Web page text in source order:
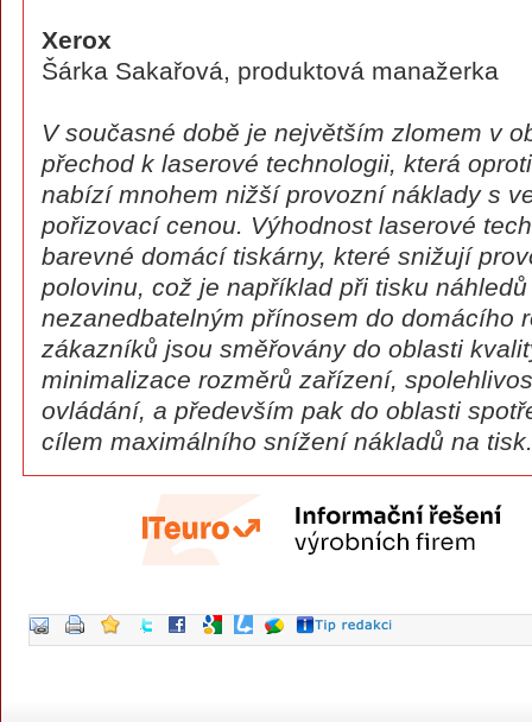
Xerox
Šárka Sakařová, produktová manažerka
V současné době je největším zlomem v
přechod k laserové technologii, která
nabízí mnohem nižší provozní náklady s
pořizovací cenou. Výhodnost laserové
barevné domácí tiskárny, které snižují
polovinu, což je například při tisku
nezanedbatelným přínosem do domácího
zákazníků jsou směřovány do oblasti
minimalizace rozměrů zařízení,
ovládání, a především pak do oblasti
cílem maximálního snížení nákladů na tisk.